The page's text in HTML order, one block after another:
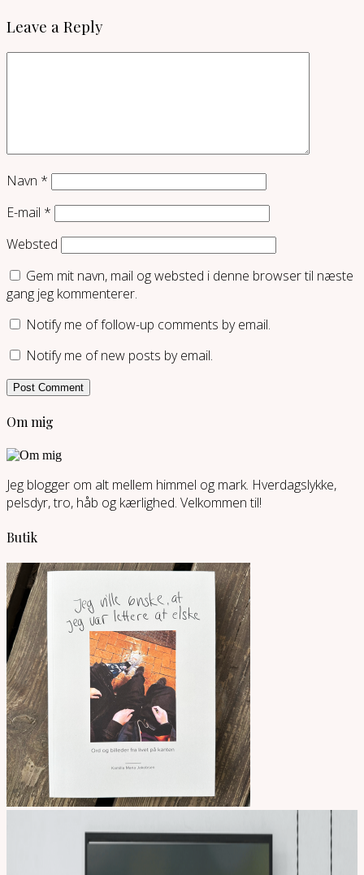
Leave a Reply
Navn *
E-mail *
Websted
Gem mit navn, mail og websted i denne browser til næste
gang jeg kommenterer.
Notify me of follow-up comments by email.
Notify me of new posts by email.
Om mig
Jeg blogger om alt mellem himmel og mark. Hverdagslykke,
pelsdyr, tro, håb og kærlighed. Velkommen til!
Butik